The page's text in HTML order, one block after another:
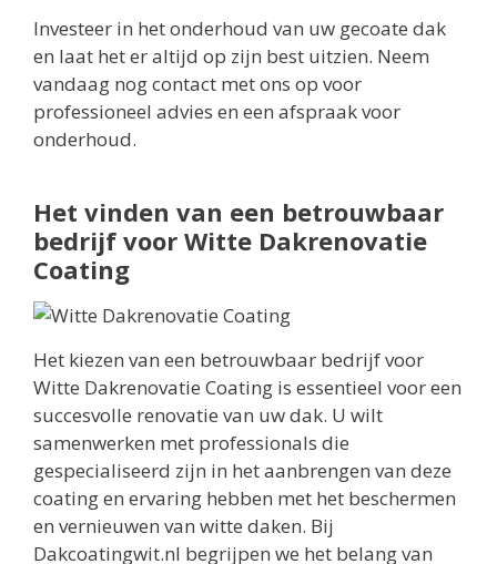
Investeer in het onderhoud van uw gecoate dak
en laat het er altijd op zijn best uitzien. Neem
vandaag nog contact met ons op voor
professioneel advies en een afspraak voor
onderhoud.
Het vinden van een betrouwbaar
bedrijf voor Witte Dakrenovatie
Coating
Het kiezen van een betrouwbaar bedrijf voor
Witte Dakrenovatie Coating is essentieel voor een
succesvolle renovatie van uw dak. U wilt
samenwerken met professionals die
gespecialiseerd zijn in het aanbrengen van deze
coating en ervaring hebben met het beschermen
en vernieuwen van witte daken. Bij
Dakcoatingwit.nl begrijpen we het belang van